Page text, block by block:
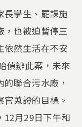
長學生、罷課施
，也被迫暫停三
依然生活在不安
偵辦此案，未來
聯合污水廠，
蒐證的目標。
12月29日下午和